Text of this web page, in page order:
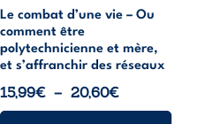
Le combat d’une vie – Ou
comment être
polytechnicienne et mère,
et s’affranchir des réseaux
15,99€ – 20,60€Plage
de
page
du
produit